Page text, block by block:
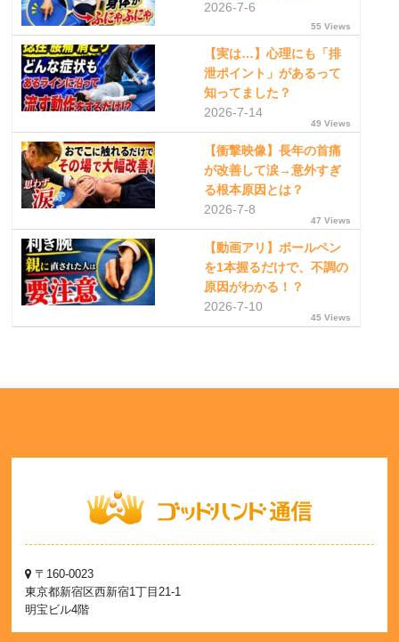
2026-7-6
55 Views
【実は…】心理にも「排
泄ポイント」があるって
知ってました？
2026-7-14
49 Views
【衝撃映像】長年の首痛
が改善して涙→意外すぎ
る根本原因とは？
2026-7-8
47 Views
【動画アリ】ボールペン
を1本握るだけで、不調の
原因がわかる！？
2026-7-10
45 Views
〒160-0023
東京都新宿区西新宿1丁目21-1
明宝ビル4階